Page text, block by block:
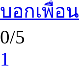
บอกเพื่อน
0/5
1